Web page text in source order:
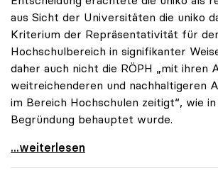
aus Sicht der Universitäten die uniko
Kriterium der Repräsentativität für
Hochschulbereich in signifikanter
daher auch nicht die RÖPH „mit ihren
weitreichenderen und nachhaltigeren
im Bereich Hochschulen zeitigt“, wie
Begründung behauptet wurde.
ORF-Publikumsrat: Regierung
...weiterlesen